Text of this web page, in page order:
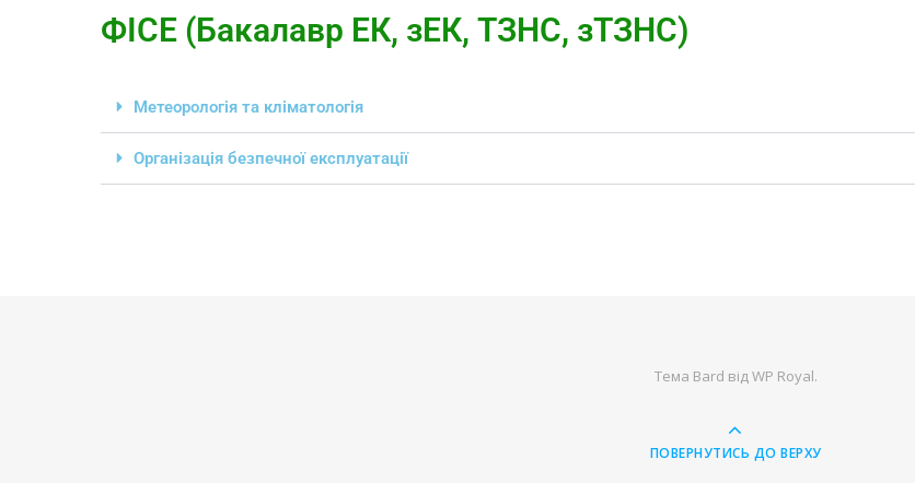
ФІСЕ (Бакалавр ЕК, зЕК, ТЗНС, зТЗНС)
Метеорологія та кліматологія
Організація безпечної експлуатації
Тема Bard відWP Royal.
ПОВЕРНУТИСЬ ДО ВЕРХУ